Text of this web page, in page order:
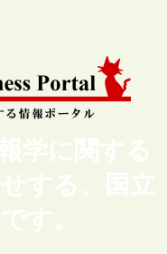
学に関する
する、国立
す。